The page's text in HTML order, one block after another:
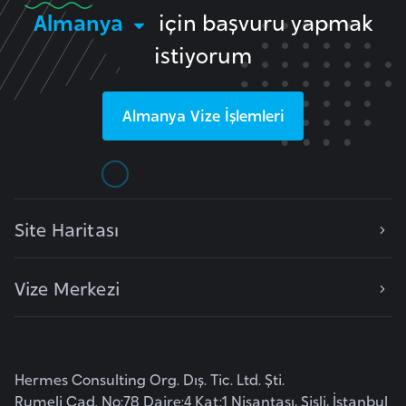
Almanya
için başvuru yapmak
istiyorum
Almanya Vize İşlemleri
Site Haritası
Vize Merkezi
Hermes Consulting Org. Dış. Tic. Ltd. Şti.
Rumeli Cad. No:78 Daire:4 Kat:1 Nişantaşı, Şişli, İstanbul
F
a
s
Ç
k
h